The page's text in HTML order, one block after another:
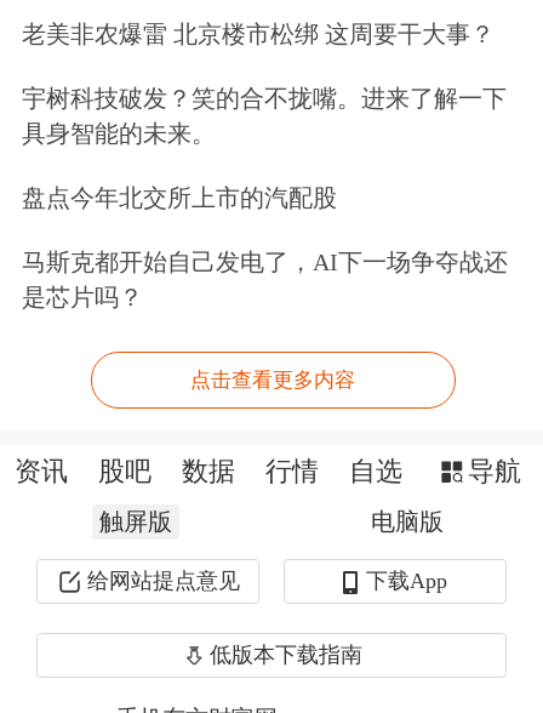
这一时间节点，距离宗庆后2024年2月
场家族财产纠纷早已被摆上明面。
香港高等法院在审阅原诉传票、原告及
律师确认书、原告承诺书等证据资料
后，发出了临时禁止令。
临时禁止令要求宗馥莉、JIAN HAO
Ventures Limited不得自行或通过代理人
或其他任何方式处置、处理或减少在汇
丰银行账户内任何资产的价值，也不得
处置或减少自2024年2月2日以来至禁令
送达期间，存于汇丰账户内该等资产的
替代财产或可追索收益。
老美非农爆雷 北京楼市松绑 这周要干大事？
宇树科技破发？笑的合不拢嘴。进来了解一下
具身智能的未来。
盘点今年北交所上市的汽配股
马斯克都开始自己发电了，AI下一场争夺战还
是芯片吗？
点击查看更多内容
资讯 股吧 数据 行情 自选 导航
触屏版 电脑版
给网站提点意见 下载App
低版本下载指南